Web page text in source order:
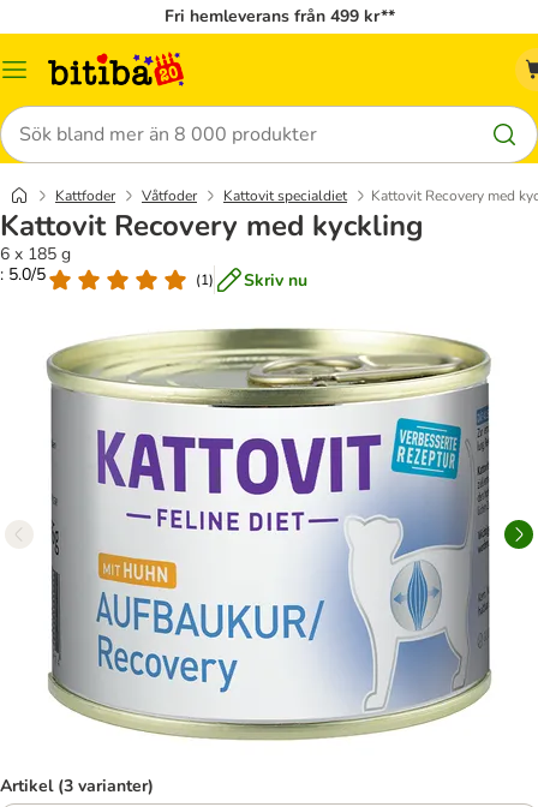
Fri hemleverans från 499 kr**
Meny
Sök
Kattfoder Våtfoder Kattovit specialdiet Kattovit Recovery med
Kattovit Recovery med kyckling
6 x 185 g
: 5.0/5
(1) Skriv nu
Artikel (3 varianter)